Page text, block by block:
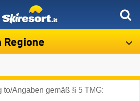
Regione
to/Angaben gemäß § 5 TMG: